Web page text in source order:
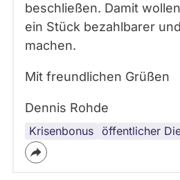
beschließen. Damit
ein Stück bezahlbarer
machen.
Mit freundlichen Grüßen
Dennis Rohde
Krisenbonus öffentlicher